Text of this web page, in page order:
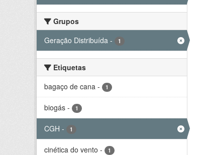
Grupos
Geração Distribuída - 1
Etiquetas
bagaço de cana - 1
biogás - 1
CGH - 1
cinética do vento - 1